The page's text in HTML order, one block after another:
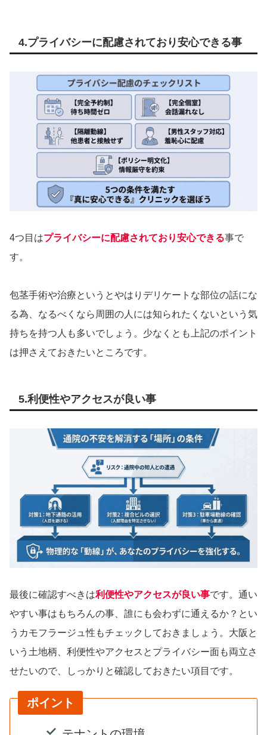
4.プライバシーに配慮されており安心できる事
4つ目はプライバシーに配慮されており安心できる事で
す。
包茎手術や治療というとやはりデリケートな部位の話にな
る為、なるべくなら周囲の人には知られたくないという気
持ちを持つ人も多いでしょう。少なくとも上記のポイント
は押さえておきたいところです。
5.利便性やアクセスが良い事
最後に確認すべきは利便性やアクセスが良い事です。通い
やすい事はもちろんの事、誰にも会わずに通えるか？とい
うカモフラージュ性もチェックしておきましょう。大阪と
いう土地柄、利便性やアクセスとプライバシー面も両立さ
せたいので、しっかりと確認しておきたい項目です。
ポイント